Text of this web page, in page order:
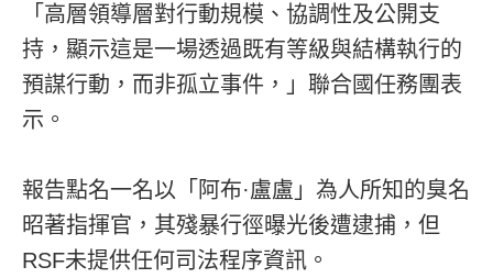
「高層領導層對行動規模、協調性及公開支
持，顯示這是一場透過既有等級與結構執行的
預謀行動，而非孤立事件，」聯合國任務團表
示。
報告點名一名以「阿布·盧盧」為人所知的臭名
昭著指揮官，其殘暴行徑曝光後遭逮捕，但
RSF未提供任何司法程序資訊。